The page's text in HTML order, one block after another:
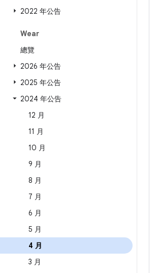
2022 年公告
Wear
總覽
2026 年公告
2025 年公告
2024 年公告
12 月
11 月
10 月
9 月
8 月
7 月
6 月
5 月
4 月
3 月